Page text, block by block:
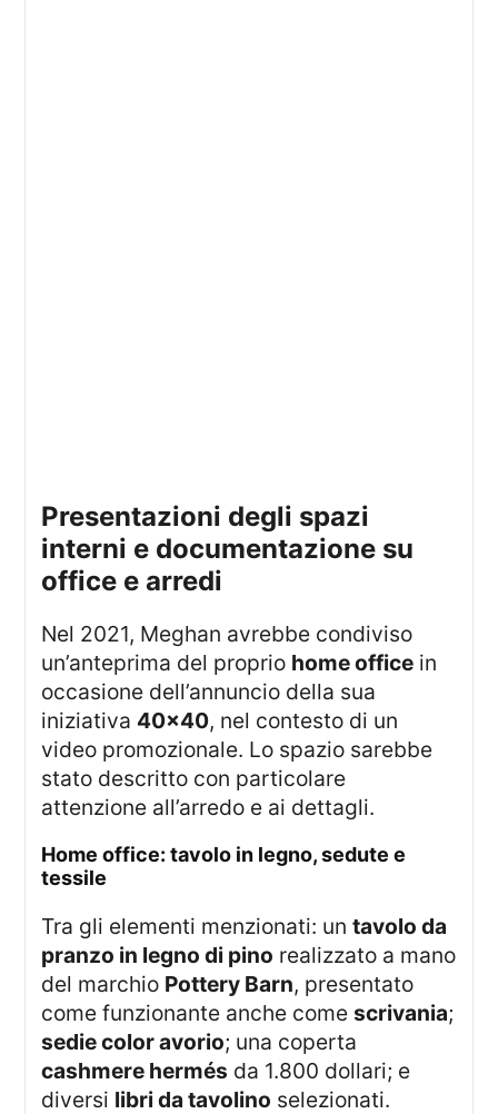
presentazioni degli spazi
interni e documentazione su
office e arredi
Nel 2021, Meghan avrebbe condiviso
un’anteprima del proprio home office in
occasione dell’annuncio della sua
iniziativa 40×40, nel contesto di un
video promozionale. Lo spazio sarebbe
stato descritto con particolare
attenzione all’arredo e ai dettagli.
home office: tavolo in legno, sedute e
tessile
Tra gli elementi menzionati: untavolo da
pranzo in legno di pino realizzato a mano
del marchio Pottery Barn, presentato
come funzionante anche comescrivania;
sedie color avorio; una coperta
cashmere hermés da 1.800 dollari; e
diversi libri da tavolino selezionati.